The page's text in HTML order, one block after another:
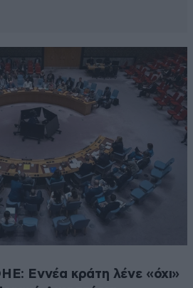
Εννέα κράτη λένε «όχι»